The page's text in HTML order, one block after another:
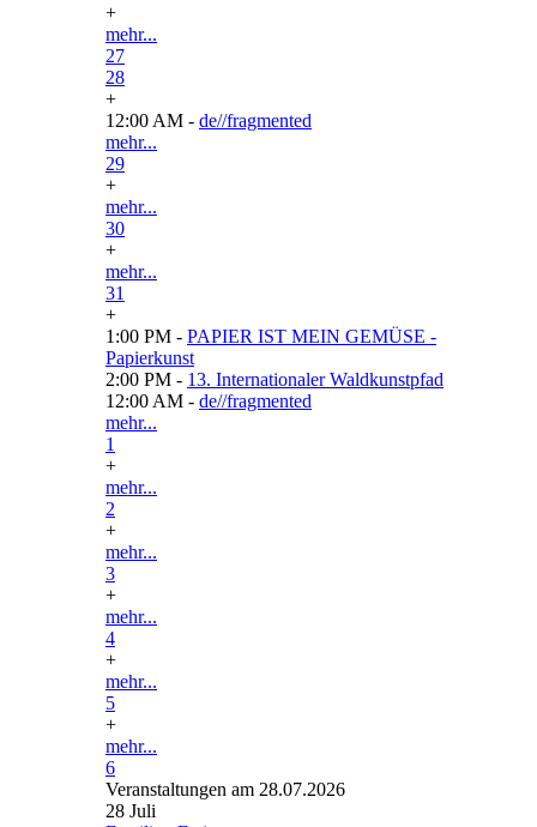
+
mehr...
27
28
+
12:00 AM - de//fragmented
mehr...
29
+
mehr...
30
+
mehr...
31
+
1:00 PM - PAPIER IST MEIN GEMÜSE -
Papierkunst
2:00 PM - 13. Internationaler Waldkunstpfad
12:00 AM - de//fragmented
mehr...
1
+
mehr...
2
+
mehr...
3
+
mehr...
4
+
mehr...
5
+
mehr...
6
Veranstaltungen am 28.07.2026
28 Juli